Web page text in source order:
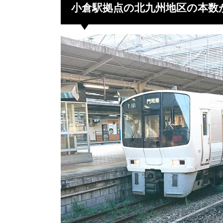
小倉駅拠点の北九州地区の本数